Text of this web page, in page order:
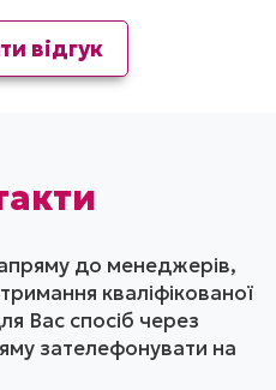
відгук
до менеджерів,
кваліфікованої
Вас спосіб через
зателефонувати на